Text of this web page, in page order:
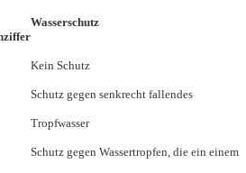
Wasserschutz
Kein Schutz
Schutz gegen senkrecht fallendes
Tropfwasser
Schutz gegen Wassertropfen, die ein einem